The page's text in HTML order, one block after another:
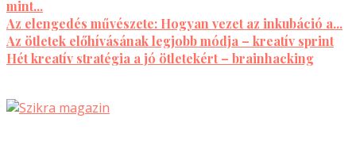
mint...
Az elengedés művészete: Hogyan vezet az inkubáció a...
Az ötletek előhívásának legjobb módja – kreatív sprint
Hét kreatív stratégia a jó ötletekért – brainhacking